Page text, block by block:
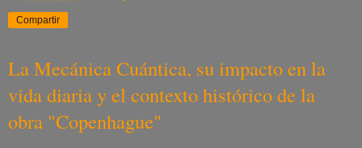
Compartir
La Mecánica Cuántica, su impacto en la
vida diaria y el contexto histórico de la
obra "Copenhague"